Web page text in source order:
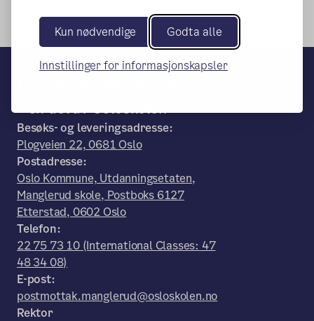
Kun nødvendige Godta alle
Innstillinger for informasjonskapsler
Manglerud skole
– en del av Osloskolen
Besøks- og leveringsadresse:
Plogveien 22, 0681 Oslo
Postadresse:
Oslo Kommune, Utdanningsetaten,
Manglerud skole, Postboks 6127
Etterstad, 0602 Oslo
Telefon:
22 75 73 10 (International Classes: 47
48 34 08)
E-post:
postmottak.manglerud@osloskolen.no
Rektor